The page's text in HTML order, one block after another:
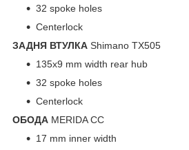
32 spoke holes
Centerlock
ЗАДНЯ ВТУЛКА Shimano TX505
135x9 mm width rear hub
32 spoke holes
Centerlock
ОБОДА MERIDA CC
17 mm inner width